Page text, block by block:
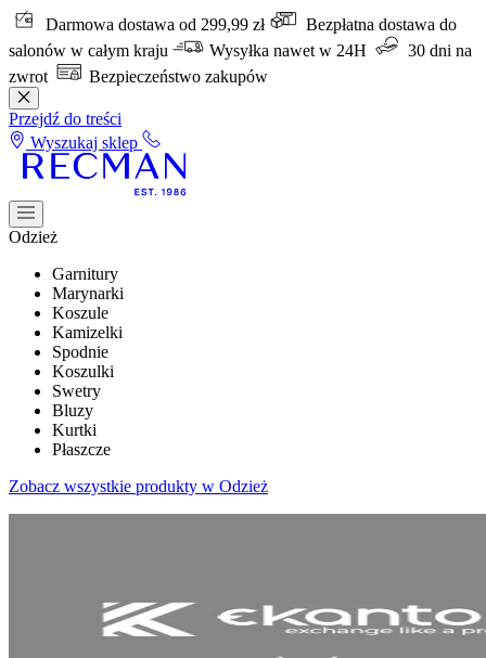
Darmowa dostawa od 299,99 zł
Bezpłatna dostawa do
salonów w całym kraju
Wysyłka nawet w 24H
30 dni na
zwrot
Bezpieczeństwo zakupów
Przejdź do treści
Wyszukaj sklep
Odzież
Garnitury
Marynarki
Koszule
Kamizelki
Spodnie
Koszulki
Swetry
Bluzy
Kurtki
Płaszcze
Zobacz wszystkie produkty w Odzież